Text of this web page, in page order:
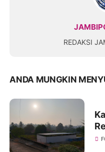
REDAKSI
ANDA MUNGKIN